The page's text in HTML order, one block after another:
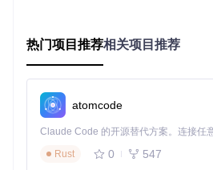
报告文件预期效果：工具加载并验证
供基础
图：硬件报告选择界面，支持本地文
任务二：配置核心参数
：设置影响系统稳定性的关
热门项目推荐相关项目推荐
atomcode
Rust
0 547